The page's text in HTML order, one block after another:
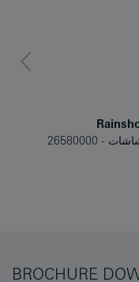
26580000
BROCHURE